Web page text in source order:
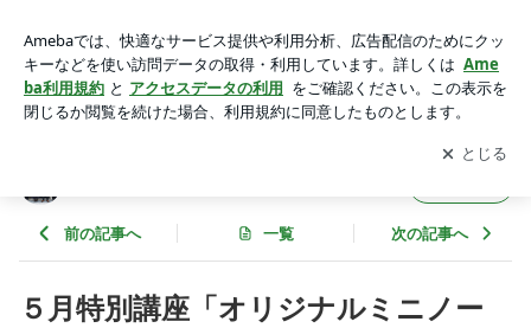
クセス ユープラン ～スタッフブログ～
アプリをダウンロードして ブログの更新通知
を受け取りまし
ょう。
開く
前の記事へ 一覧 次の記事へ
５月特別講座「オリジナルミニノー